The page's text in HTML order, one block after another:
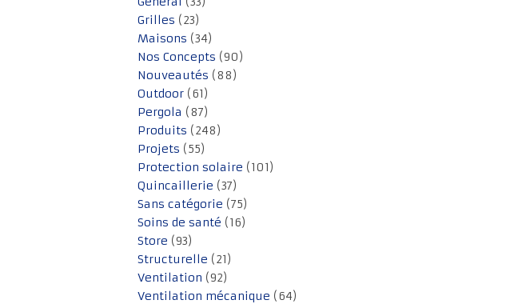
Grilles (23)
Maisons (34)
Nos Concepts (90)
Nouveautés (88)
Outdoor (61)
Pergola (87)
Produits (248)
Projets (55)
Protection solaire (101)
Quincaillerie (37)
Sans catégorie (75)
Soins de santé (16)
Store (93)
Structurelle (21)
Ventilation (92)
Ventilation mécanique (64)